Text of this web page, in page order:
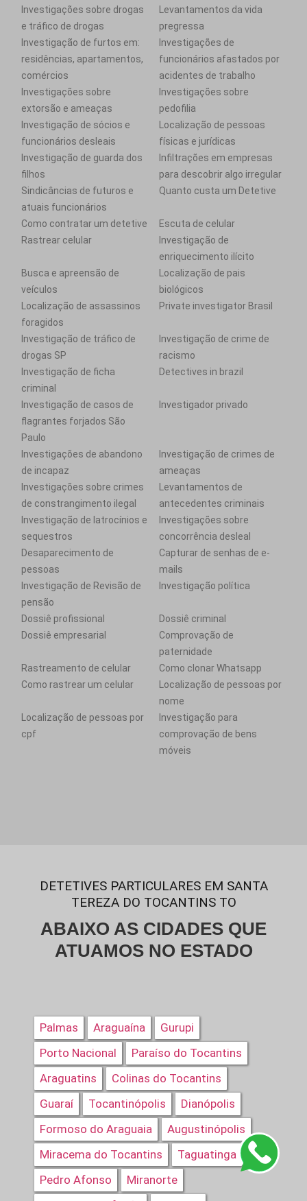
Investigações sobre drogas
e tráfico de drogas
Levantamentos da vida
pregressa
Investigação de furtos em:
residências, apartamentos,
comércios
Investigações de
funcionários afastados por
acidentes de trabalho
Investigações sobre
extorsão e ameaças
Investigações sobre
pedofilia
Investigação de sócios e
funcionários desleais
Localização de pessoas
físicas e jurídicas
Investigação de guarda dos
filhos
Infiltrações em empresas
para descobrir algo irregular
Sindicâncias de futuros e
atuais funcionários
Quanto custa um Detetive
Como contratar um detetive
Escuta de celular
Rastrear celular
Investigação de
enriquecimento ilícito
Busca e apreensão de
veículos
Localização de pais
biológicos
Localização de assassinos
foragidos
Private investigator Brasil
Investigação de tráfico de
drogas SP
Investigação de crime de
racismo
Investigação de ficha
criminal
Detectives in brazil
Investigação de casos de
flagrantes forjados São
Paulo
Investigador privado
Investigações de abandono
de incapaz
Investigação de crimes de
ameaças
Investigações sobre crimes
de constrangimento ilegal
Levantamentos de
antecedentes criminais
Investigação de latrocínios e
sequestros
Investigações sobre
concorrência desleal
Desaparecimento de
pessoas
Capturar de senhas de e-
mails
Investigação de Revisão de
pensão
Investigação política
Dossiê profissional
Dossiê criminal
Dossiê empresarial
Comprovação de
paternidade
Rastreamento de celular
Como clonar Whatsapp
Como rastrear um celular
Localização de pessoas por
nome
Localização de pessoas por
cpf
Investigação para
comprovação de bens
móveis
DETETIVES PARTICULARES EM SANTA
TEREZA DO TOCANTINS TO
ABAIXO AS CIDADES QUE
ATUAMOS NO ESTADO
Palmas Araguaína
Gurupi
Porto Nacional
Paraíso do Tocantins
Araguatins
Colinas do Tocantins
Guaraí
Tocantinópolis
Dianópolis
Formoso do Araguaia
Augustinópolis
Miracema do Tocantins
Taguatinga
Pedro Afonso
Miranorte